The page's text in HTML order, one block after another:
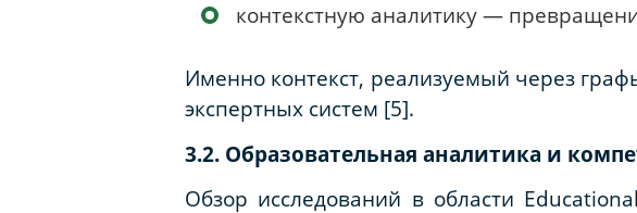
контекстную аналитику —
Именно контекст, реализуемый через
экспертных систем [5].
3.2. Образовательная аналитика и
Обзор исследований в области